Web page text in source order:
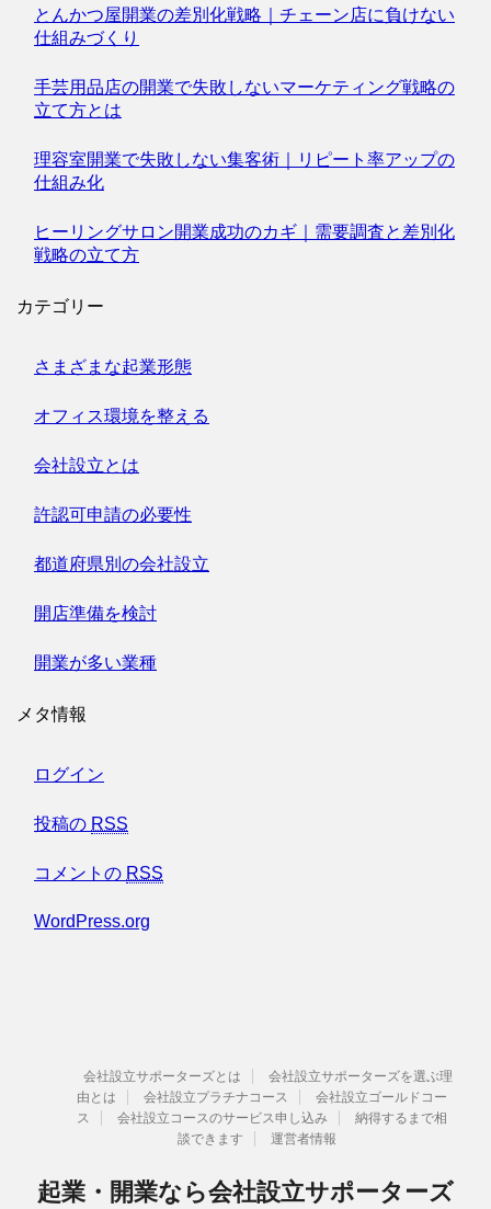
とんかつ屋開業の差別化戦略｜チェーン店に負けない
仕組みづくり
手芸用品店の開業で失敗しないマーケティング戦略の
立て方とは
理容室開業で失敗しない集客術｜リピート率アップの
仕組み化
ヒーリングサロン開業成功のカギ｜需要調査と差別化
戦略の立て方
カテゴリー
さまざまな起業形態
オフィス環境を整える
会社設立とは
許認可申請の必要性
都道府県別の会社設立
開店準備を検討
開業が多い業種
メタ情報
ログイン
投稿の RSS
コメントの RSS
WordPress.org
会社設立サポーターズとは
会社設立サポーターズを選ぶ理
由とは
会社設立プラチナコース
会社設立ゴールドコー
ス
会社設立コースのサービス申し込み
納得するまで相
談できます
運営者情報
起業・開業なら会社設立サポーターズ